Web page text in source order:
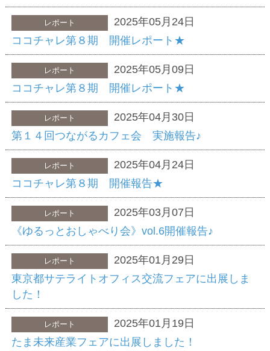
レポート
2025年05月24日
ココチャレ第８期 開催レポート★
レポート
2025年05月09日
ココチャレ第８期 開催レポート★
レポート
2025年04月30日
第１４回つながるカフェ会 実施報告♪
レポート
2025年04月24日
ココチャレ第８期 開催報告★
レポート
2025年03月07日
《ゆるっとおしゃべり会》vol.6開催報告♪
レポート
2025年01月29日
東京都サテライトオフィス交流フェアに出展しま
した！
レポート
2025年01月19日
たま未来産業フェアに出展しました！